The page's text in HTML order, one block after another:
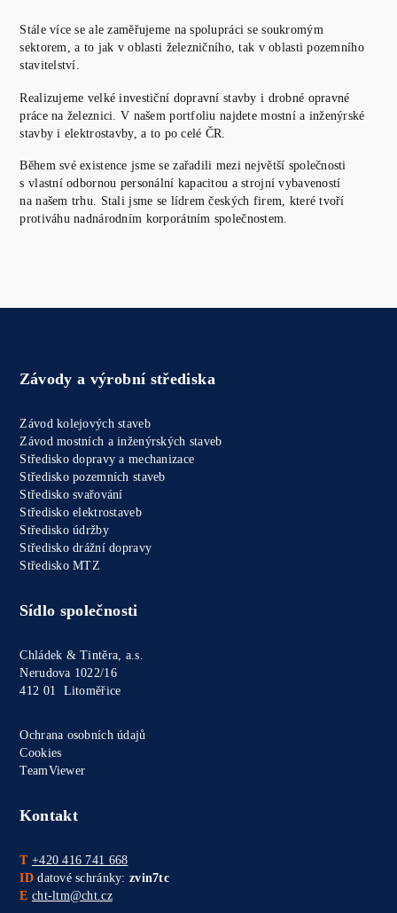
Stále více se ale zaměřujeme na spolupráci se soukromým
sektorem, a to jak v oblasti železničního, tak v oblasti pozemního
stavitelství.
Realizujeme velké investiční dopravní stavby i drobné opravné
práce na železnici. V našem portfoliu najdete mostní a inženýrské
stavby i elektrostavby, a to po celé ČR.
Během své existence jsme se zařadili mezi největší společnosti
s vlastní odbornou personální kapacitou a strojní vybaveností
na našem trhu. Stali jsme se lídrem českých firem, které tvoří
protiváhu nadnárodním korporátním společnostem.
Závody a výrobní střediska
Závod kolejových staveb
Závod mostních a inženýrských staveb
Středisko dopravy a mechanizace
Středisko pozemních staveb
Středisko svařování
Středisko elektrostaveb
Středisko údržby
Středisko drážní dopravy
Středisko MTZ
Sídlo společnosti
Chládek & Tintěra, a.s.
Nerudova 1022/16
412 01 Litoměřice
Ochrana osobních údajů
Cookies
TeamViewer
Kontakt
T +420 416 741 668
ID datové schránky:zvin7tc
E cht-ltm@cht.cz